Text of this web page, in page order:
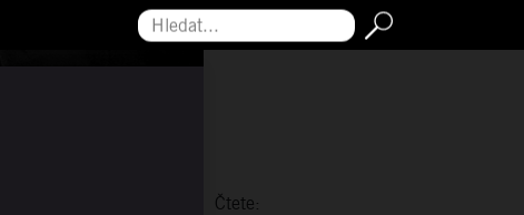
Hledat...
Čtete: